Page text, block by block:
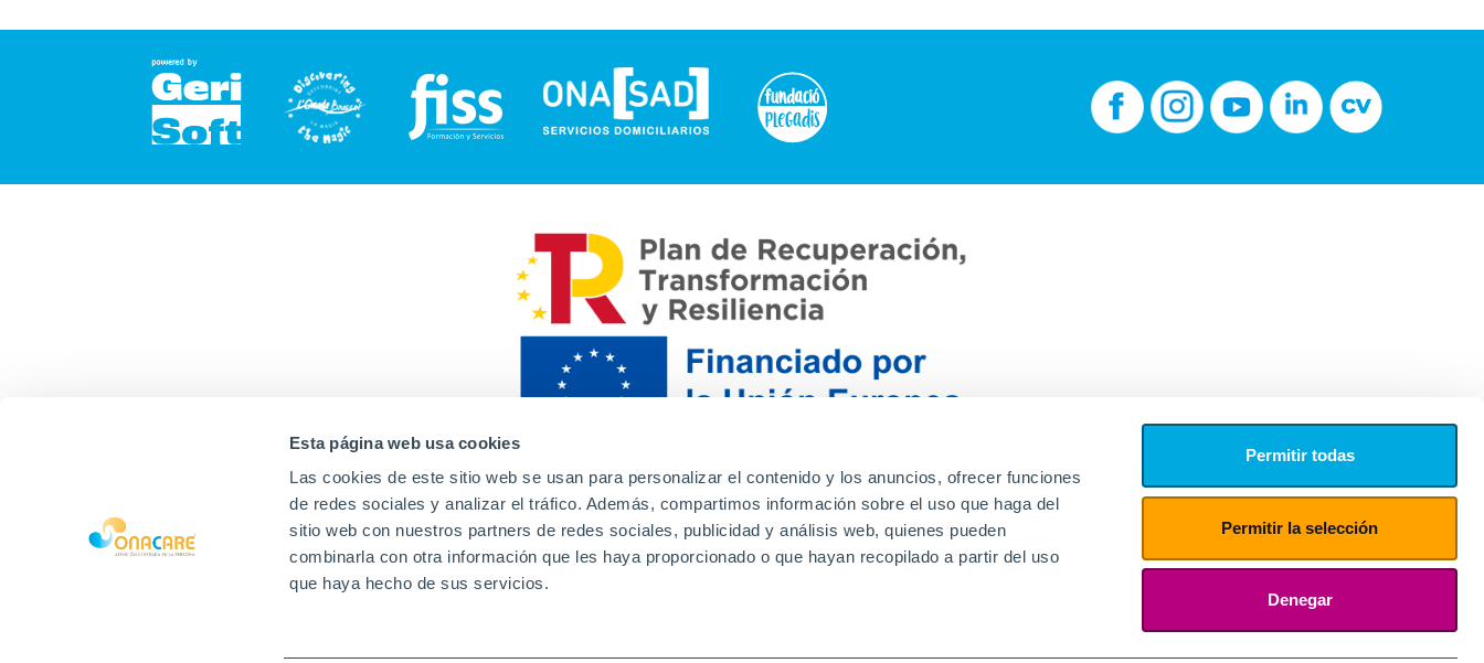
Esta página web usa cookies
Las cookies de este sitio web se usan para personalizar el contenido y los anuncios, ofrecer funciones
de redes sociales y analizar el tráfico. Además, compartimos información sobre el uso que haga del
sitio web con nuestros partners de redes sociales, publicidad y análisis web, quienes pueden
combinarla con otra información que les haya proporcionado o que hayan recopilado a partir del uso
que haya hecho de sus servicios.
Permitir todas
Permitir la selección
Denegar
Contacto Canal de denuncias Envia tu CV
Proveedores
Aviso Legal